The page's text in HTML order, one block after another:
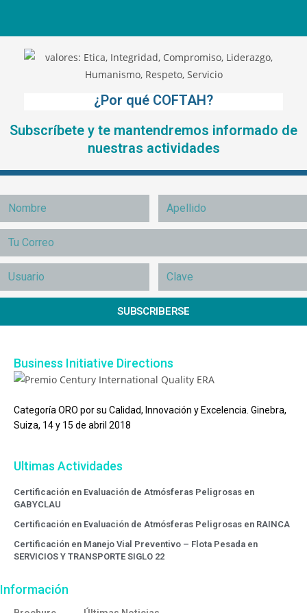
¿Por qué COFTAH?
Subscríbete y te mantendremos informado de
nuestras actividades
SUBSCRIBERSE
Business Initiative Directions
Categoría ORO por su Calidad, Innovación y Excelencia. Ginebra,
Suiza, 14 y 15 de abril 2018
Ultimas Actividades
Certificación en Evaluación de Atmósferas Peligrosas en
GABYCLAU
Certificación en Evaluación de Atmósferas Peligrosas en RAINCA
Certificación en Manejo Vial Preventivo – Flota Pesada en
SERVICIOS Y TRANSPORTE SIGLO 22
Información